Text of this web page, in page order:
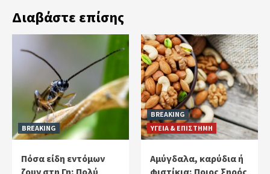
Διαβάστε επίσης
BREAKING
Πόσα είδη εντόμων
BREAKING
ΥΓΕΙΑ & ΕΠΙΣΤΗΜΗ
Αμύγδαλα, καρύδια ή